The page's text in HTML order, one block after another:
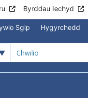
Byrddau Iechyd
Sgip Hygyrchedd